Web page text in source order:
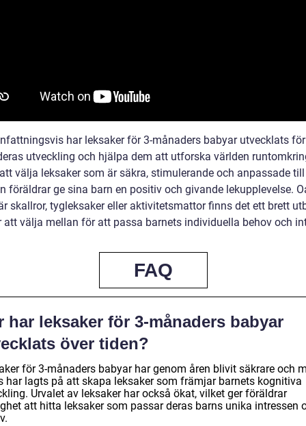
har leksaker för 3-månaders babyar utvecklats
utveckling och hjälpa dem att utforska världen
välja leksaker som är säkra, stimulerande och anpassade
föräldrar ge sina barn en positiv och givande lekupplevelse.
skallror, tygleksaker eller aktivitetsmattor finns det ett brett
att välja mellan för att passa barnets individuella behov och
FAQ
har leksaker för 3-månaders babyar
över tiden?
för 3-månaders babyar har genom åren blivit säkrare och
har lagts på att skapa leksaker som främjar barnets kognitiva
Urvalet av leksaker har också ökat, vilket ger föräldrar
att hitta leksaker som passar deras barns unika intressen